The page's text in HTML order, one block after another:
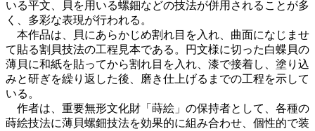
いる平文、貝を用いる螺鈿などの技法が併用されることが多
く、多彩な表現が行われる。
本作品は、貝にあらかじめ割れ目を入れ、曲面になじませ
て貼る割貝技法の工程見本である。円文様に切った白蝶貝の
薄貝に和紙を貼ってから割れ目を入れ、漆で接着し、塗り込
みと研ぎを繰り返した後、磨き仕上げるまでの工程を示して
いる。
作者は、重要無形文化財「蒔絵」の保持者として、各種の
蒔絵技法に薄貝螺鈿技法を効果的に組み合わせ、個性的で装